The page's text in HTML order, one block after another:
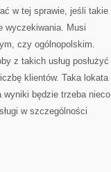
w tej sprawie, jeśli takie
wyczekiwania. Musi
czy ogólnopolskim.
z takich usług posłużyć
klientów. Taka lokata
będzie trzeba nieco
w szczególności